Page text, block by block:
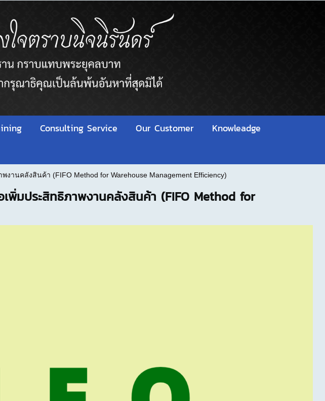
Consulting Service Our Customer
Knowleadge
านคลังสินค้า (FIFO Method for Warehouse Management Efficiency)
เพิ่มประสิทธิภาพงานคลังสินค้า (FIFO Method for